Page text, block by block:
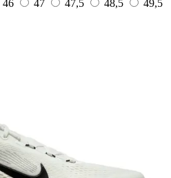
46 47 47,5 48,5
49,5